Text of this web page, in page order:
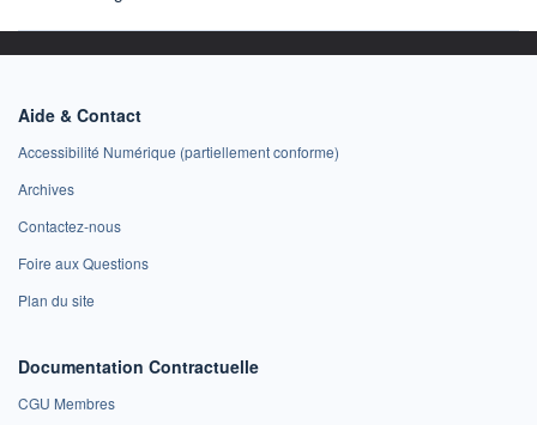
Aide & Contact
Accessibilité Numérique (partiellement conforme)
Archives
Contactez-nous
Foire aux Questions
Plan du site
Documentation Contractuelle
CGU Membres